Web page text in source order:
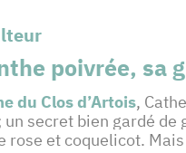
poivrée, sa
du Clos d’Artois,
un secret bien gardé
rose et coquelicot. Mais